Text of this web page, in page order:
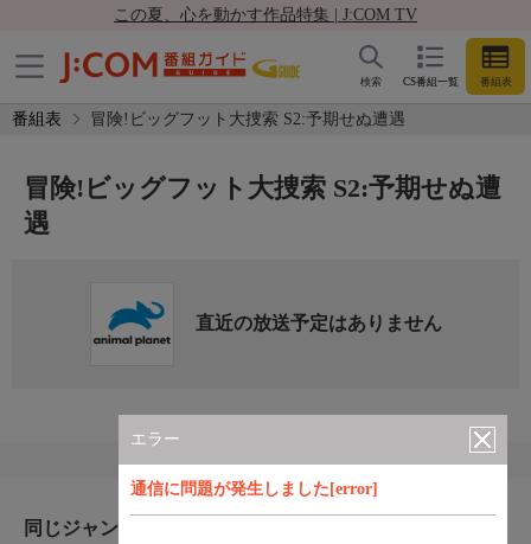
この夏、心を動かす作品特集 | J:COM TV
CS番組一覧 番組表
検索
番組表 冒険!ビッグフット大捜索 S2:予期せぬ遭遇
エラー
通信に問題が発生しました[error]
冒険!ビッグフット大捜索 S2:予期せぬ遭
遇
直近の放送予定はありません
同じジャンルのおすすめ番組